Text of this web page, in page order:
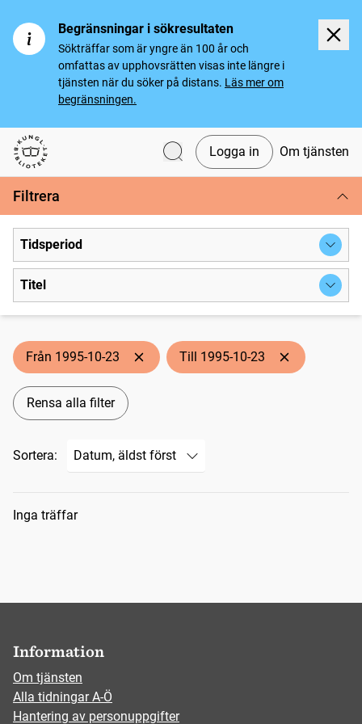
Begränsningar i sökresultaten
Sökträffar som är yngre än 100 år och
omfattas av upphovsrätten visas inte längre i
tjänsten när du söker på distans. Läs mer om
begränsningen.
Svenska tidningar
Logga in Om tjänsten
Filtrera
Tidsperiod
Titel
Från 1995-10-23 Till 1995-10-23
Rensa alla filter
Sortera:
Sökresultat
Inga träffar
Information
Om tjänsten
Alla tidningar A-Ö
Hantering av personuppgifter